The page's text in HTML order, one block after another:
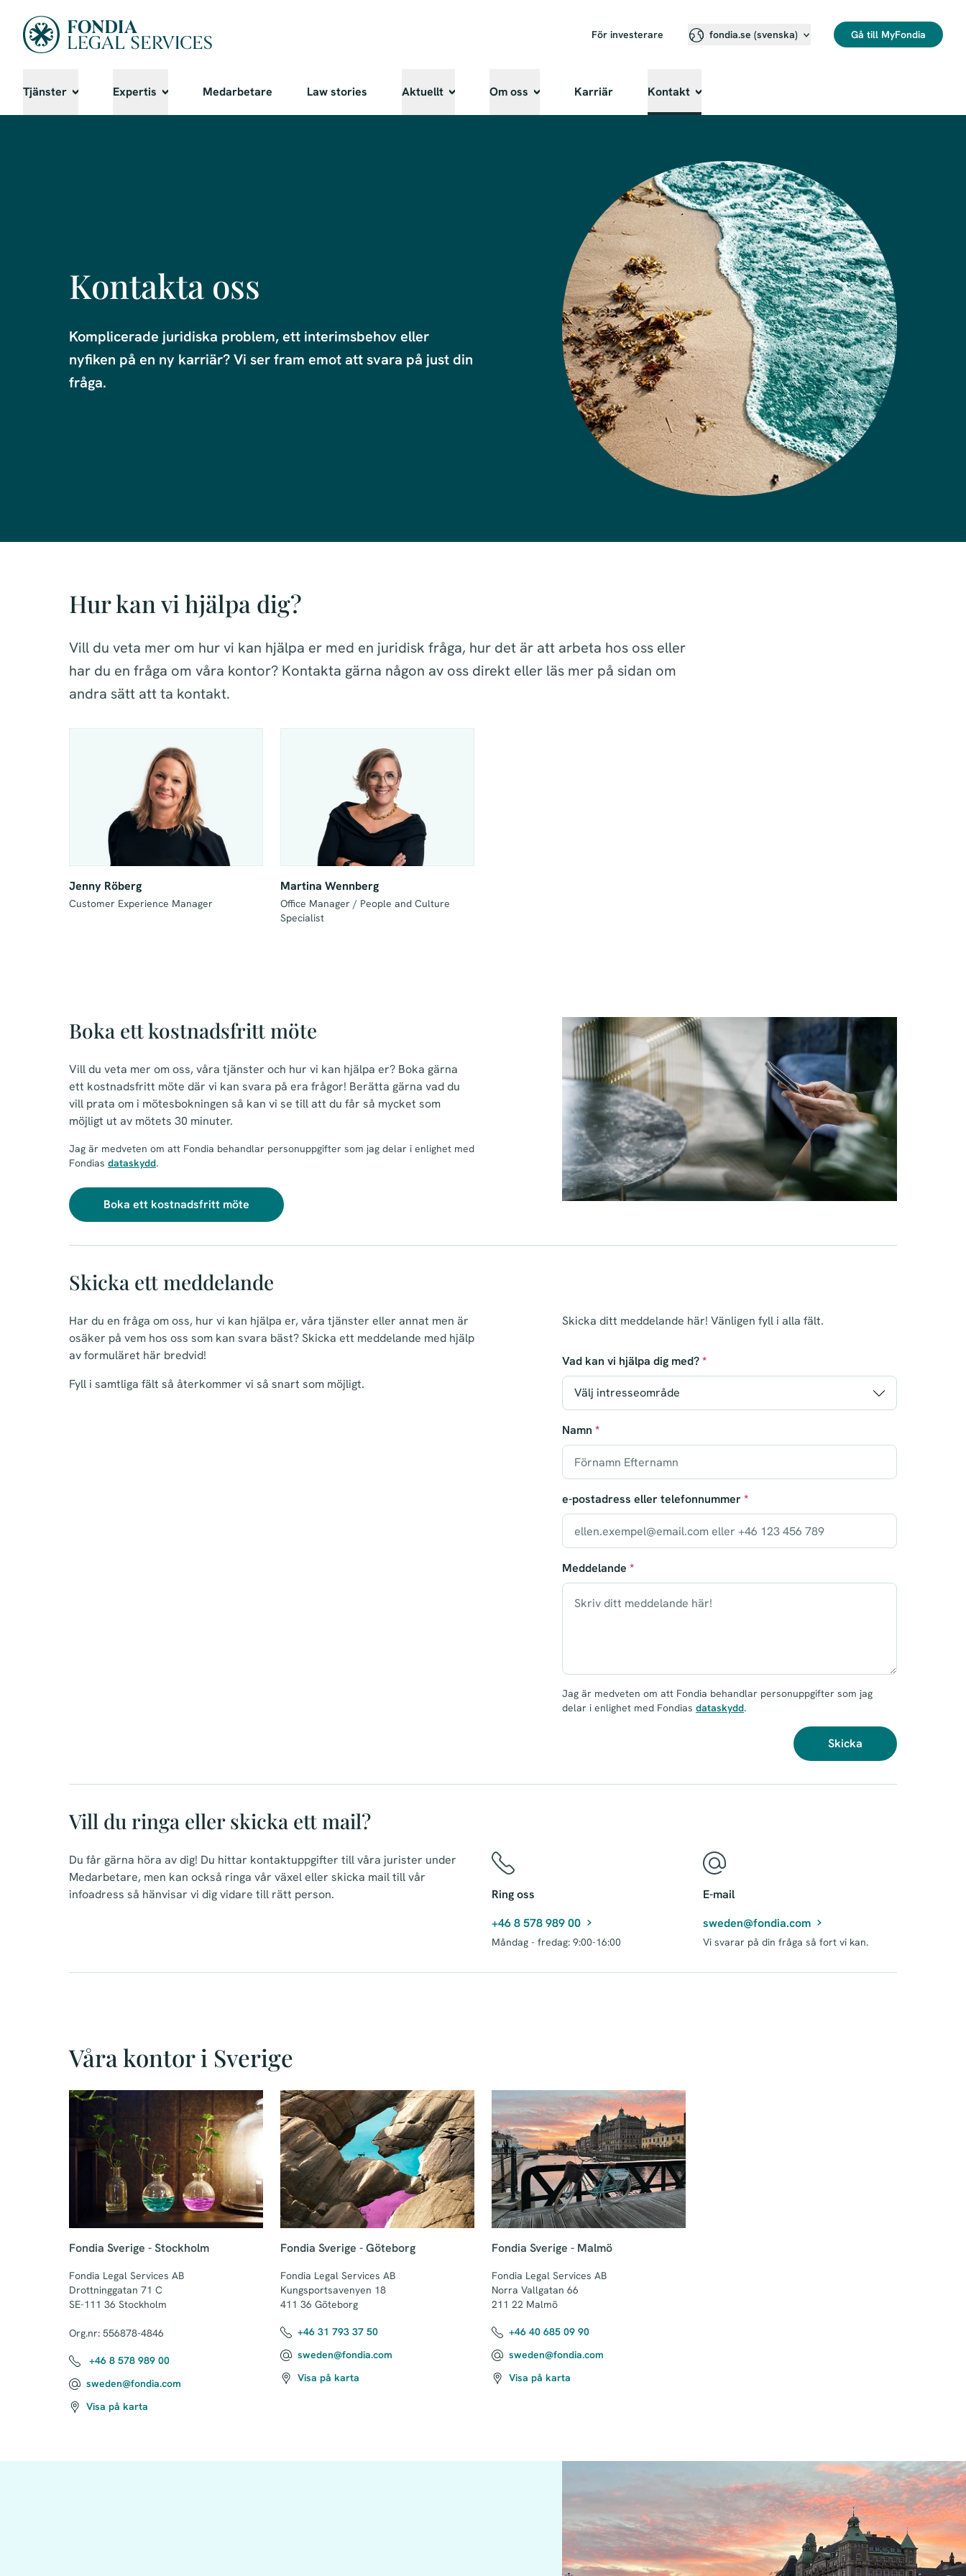
För investerare fondia.se (svenska)⁠ Gå till MyFondia
Tjänster Expertis Medarbetare Law stories Aktuellt Om oss Karriär Kontakt
Kontakta oss
Komplicerade juridiska problem, ett interimsbehov eller
nyfiken på en ny karriär? Vi ser fram emot att svara på just din
fråga.
Hur kan vi hjälpa dig?
Vill du veta mer om hur vi kan hjälpa er med en juridisk fråga, hur det är att arbeta hos oss eller
har du en fråga om våra kontor? Kontakta gärna någon av oss direkt eller läs mer på sidan om
andra sätt att ta kontakt.
Jenny Röberg
Customer Experience Manager
Martina Wennberg
Office Manager / People and Culture
Specialist
Boka ett kostnadsfritt möte
Vill du veta mer om oss, våra tjänster och hur vi kan hjälpa er? Boka gärna
ett kostnadsfritt möte där vi kan svara på era frågor! Berätta gärna vad du
vill prata om i mötesbokningen så kan vi se till att du får så mycket som
möjligt ut av mötets 30 minuter.
Jag är medveten om att Fondia behandlar personuppgifter som jag delar i enlighet med
Fondias dataskydd.
Boka ett kostnadsfritt möte
Skicka ett meddelande
Har du en fråga om oss, hur vi kan hjälpa er, våra tjänster eller annat men är
osäker på vem hos oss som kan svara bäst? Skicka ett meddelande med hjälp
av formuläret här bredvid!
Fyll i samtliga fält så återkommer vi så snart som möjligt.
Skicka ditt meddelande här! Vänligen fyll i alla fält.
Vad kan vi hjälpa dig med?*
Namn *
e-postadress eller telefonnummer*
Meddelande *
Jag är medveten om att Fondia behandlar personuppgifter som jag
delar i enlighet med Fondias dataskydd.
Skicka
Vill du ringa eller skicka ett mail?
Du får gärna höra av dig! Du hittar kontaktuppgifter till våra jurister under
Medarbetare, men kan också ringa vår växel eller skicka mail till vår
infoadress så hänvisar vi dig vidare till rätt person.
Ring oss
+46 8 578 989 00
Måndag - fredag: 9:00-16:00
E-mail
sweden@fondia.com
Vi svarar på din fråga så fort vi kan.
Våra kontor i Sverige
Fondia Sverige - Stockholm
Fondia Legal Services AB
Drottninggatan 71 C
SE-111 36 Stockholm
Org.nr: 556878-4846
+46 8 578 989 00
sweden@fondia.com
Visa på karta
Fondia Sverige - Göteborg
Fondia Legal Services AB
Kungsportsavenyen 18
411 36 Göteborg
+46 31 793 37 50
sweden@fondia.com
Visa på karta
Fondia Sverige - Malmö
Fondia Legal Services AB
Norra Vallgatan 66
211 22 Malmö
+46 40 685 09 90
sweden@fondia.com
Visa på karta